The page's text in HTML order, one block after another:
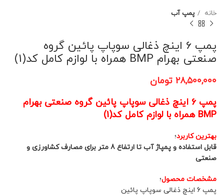
خانه پمپ آب
پمپ 6 اینچ ذغالی سوپاپ پائین گروه
صنعتی بهرام BMP همراه با لوازم کامل کد(1)
۲۸,۵۰۰,۰۰۰ تومان
پمپ 6 اینچ ذغالی سوپاپ پائین گروه صنعتی بهرام
BMP همراه با لوازم کامل کد(1)
بهترین کاربرد؛
قابل استفاده و پمپاژ آب تا ارتفاع 8 متر برای مصارف کشاورزی و
صنعتی
مشخصات محصول؛
پمپ 6 اینچ ذغالی سوپاپ پائین